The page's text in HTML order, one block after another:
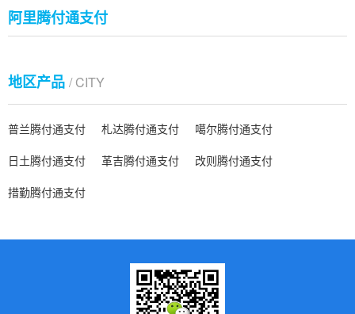
阿里腾付通支付
地区产品 / CITY
普兰腾付通支付 札达腾付通支付
噶尔腾付通支付
日土腾付通支付
革吉腾付通支付
改则腾付通支付
措勤腾付通支付